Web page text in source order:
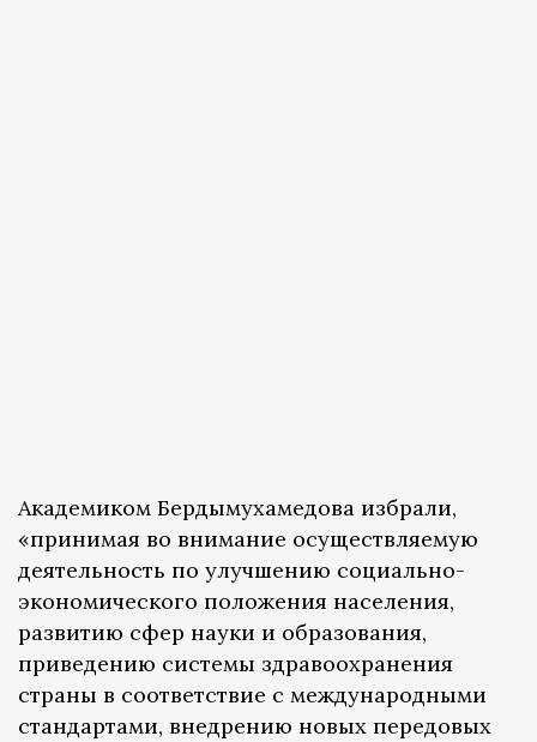
Академиком Бердымухамедова избрали,
«принимая во внимание осуществляемую
деятельность по улучшению социально-
экономического положения населения,
развитию сфер науки и образования,
приведению системы здравоохранения
страны в соответствие с международными
стандартами, внедрению новых передовых